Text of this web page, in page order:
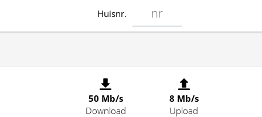
Huisnr.
50 Mb/s
Download
8 Mb/s
Upload